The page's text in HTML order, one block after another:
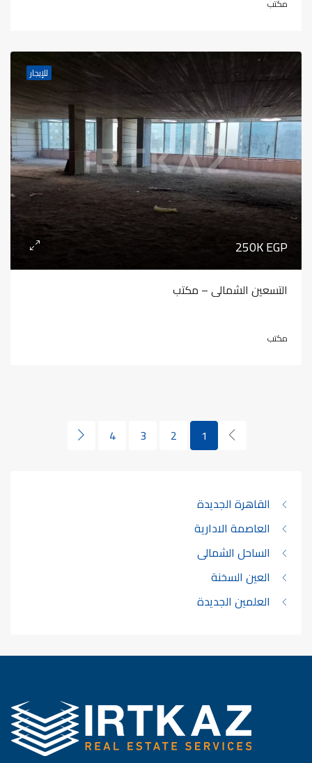
مكتب
للإيجار
250K EGP
التسعين الشمالى – مكتب
مكتب
1
2
3
4
القاهرة الجديدة
العاصمة الادارية
الساحل الشمالى
العين السخنة
العلمين الجديدة